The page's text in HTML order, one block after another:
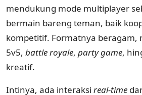
mendukung mode multiplayer
bermain bareng teman, baik
kompetitif. Formatnya beragam,
5v5, battle royale, party game,
kreatif.
Intinya, ada interaksi real-time